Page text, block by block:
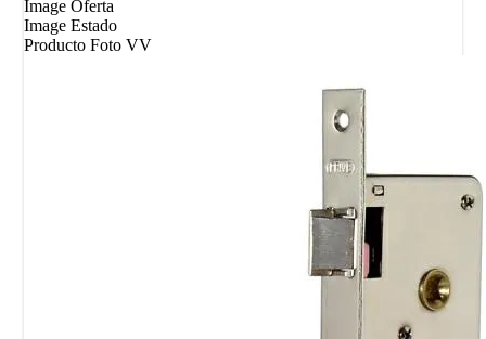
Image Oferta
Image Estado
Producto Foto VV